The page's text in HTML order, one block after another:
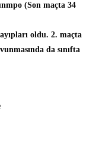
(Son maçta 34
oldu. 2. maçta
da sınıfta